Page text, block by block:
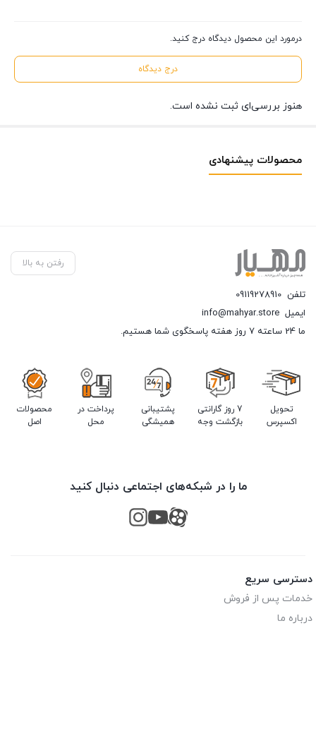
درمورد این محصول دیدگاه درج کنید.
درج دیدگاه
هنوز بررسی‌ای ثبت نشده است.
محصولات پیشنهادی
رفتن به بالا
تلفن 09119278910
ایمیل info@mahyar.store
ما 24 ساعته 7 روز هفته پاسخگوی شما هستیم.
تحویل
اکسپرس
7 روز گارانتی
بازگشت وجه
پشتیبانی
همیشگی
پرداخت در
محل
محصولات
اصل
ما را در شبکه‌های اجتماعی دنبال کنید
دسترسی سریع
خدمات پس از فروش
درباره ما